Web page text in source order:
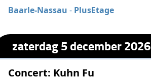
Baarle-Nassau - PlusEtage
zaterdag 5 december 2026
Concert: Kuhn Fu